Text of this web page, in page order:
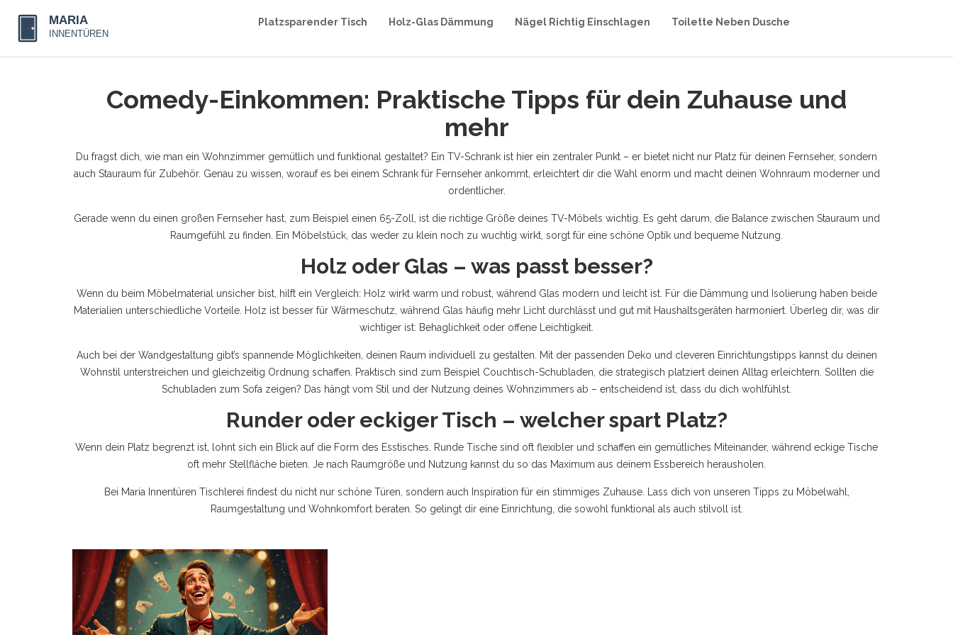
Platzsparender Tisch Holz-Glas Dämmung Nägel Richtig Einschlagen Toilette Neben Dusche
Comedy-Einkommen: Praktische Tipps für dein Zuhause und
mehr
Du fragst dich, wie man ein Wohnzimmer gemütlich und funktional gestaltet? Ein TV-Schrank ist hier ein zentraler Punkt – er bietet nicht nur Platz für deinen Fernseher, sondern
auch Stauraum für Zubehör. Genau zu wissen, worauf es bei einem Schrank für Fernseher ankommt, erleichtert dir die Wahl enorm und macht deinen Wohnraum moderner und
ordentlicher.
Gerade wenn du einen großen Fernseher hast, zum Beispiel einen 65-Zoll, ist die richtige Größe deines TV-Möbels wichtig. Es geht darum, die Balance zwischen Stauraum und
Raumgefühl zu finden. Ein Möbelstück, das weder zu klein noch zu wuchtig wirkt, sorgt für eine schöne Optik und bequeme Nutzung.
Holz oder Glas – was passt besser?
Wenn du beim Möbelmaterial unsicher bist, hilft ein Vergleich: Holz wirkt warm und robust, während Glas modern und leicht ist. Für die Dämmung und Isolierung haben beide
Materialien unterschiedliche Vorteile. Holz ist besser für Wärmeschutz, während Glas häufig mehr Licht durchlässt und gut mit Haushaltsgeräten harmoniert. Überleg dir, was dir
wichtiger ist: Behaglichkeit oder offene Leichtigkeit.
Auch bei der Wandgestaltung gibt’s spannende Möglichkeiten, deinen Raum individuell zu gestalten. Mit der passenden Deko und cleveren Einrichtungstipps kannst du deinen
Wohnstil unterstreichen und gleichzeitig Ordnung schaffen. Praktisch sind zum Beispiel Couchtisch-Schubladen, die strategisch platziert deinen Alltag erleichtern. Sollten die
Schubladen zum Sofa zeigen? Das hängt vom Stil und der Nutzung deines Wohnzimmers ab – entscheidend ist, dass du dich wohlfühlst.
Runder oder eckiger Tisch – welcher spart Platz?
Wenn dein Platz begrenzt ist, lohnt sich ein Blick auf die Form des Esstisches. Runde Tische sind oft flexibler und schaffen ein gemütliches Miteinander, während eckige Tische
oft mehr Stellfläche bieten. Je nach Raumgröße und Nutzung kannst du so das Maximum aus deinem Essbereich herausholen.
Bei Maria Innentüren Tischlerei findest du nicht nur schöne Türen, sondern auch Inspiration für ein stimmiges Zuhause. Lass dich von unseren Tipps zu Möbelwahl,
Raumgestaltung und Wohnkomfort beraten. So gelingt dir eine Einrichtung, die sowohl funktional als auch stilvoll ist.